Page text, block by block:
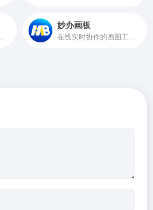
妙办画板